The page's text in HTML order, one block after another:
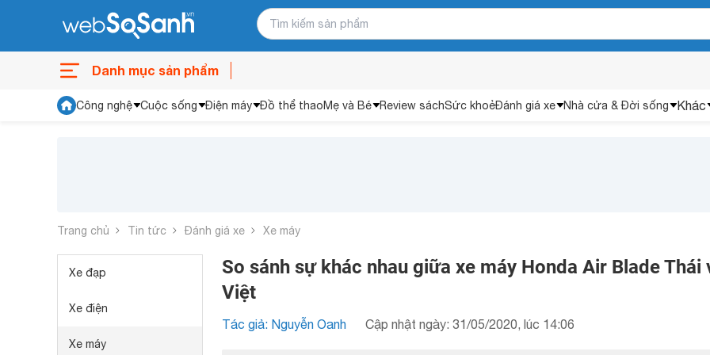
Danh mục sản phẩm
Công nghệ Cuộc sống Điện máy Đồ thể thaoMẹ và Bé Review sáchSức khoẻĐánh giá xe Nhà cửa & Đời sống Khác
Trang chủ Tin tức Đánh giá xe Xe máy
Xe đạp
Xe điện
Xe máy
So sánh sự khác nhau giữa xe máy Honda Air Blade Thái
Việt
Tác giả: Nguyễn Oanh Cập nhật ngày: 31/05/2020, lúc 14:06